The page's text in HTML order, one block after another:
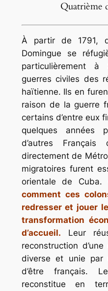
Quatrième
À partir de 1791,
Domingue se
particulièrement à
guerres civiles des
haïtienne. Ils en
raison de la guerre
certains d’entre eux
quelques années
d’autres
directement de
migratoires furent
orientale de Cuba.
comment ces
redresser et jouer
transformation
d’accueil. Leur
reconstruction
diverse et unie par
d’être français.
reconstitue en